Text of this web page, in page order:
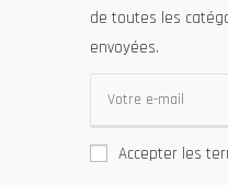
de toutes les
envoyées.
Accepter les